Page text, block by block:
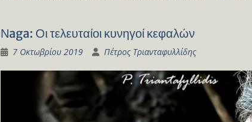
Νaga: Οι τελευταίοι κυνηγοί κεφαλών
7 Οκτωβρίου 2019 Πέτρος Τριανταφυλλίδης